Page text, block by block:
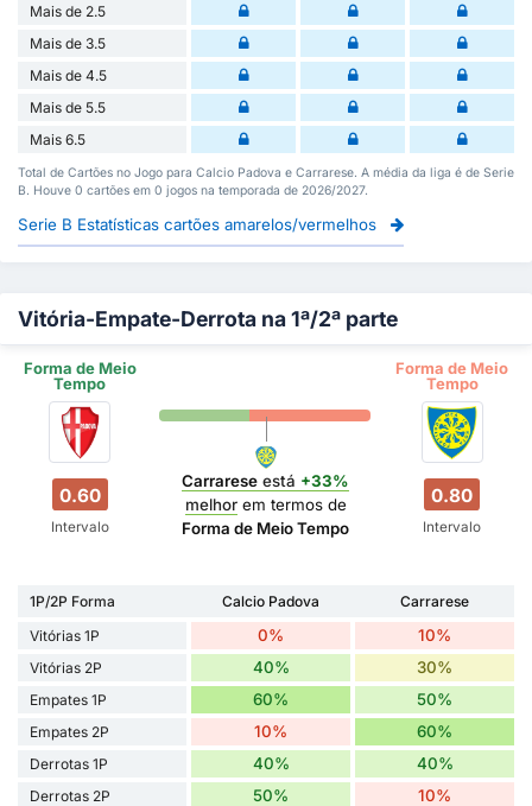
Mais de 2.5
Mais de 3.5
Mais de 4.5
Mais de 5.5
Mais 6.5
Total de Cartões no Jogo para Calcio Padova e Carrarese. A média da liga é de Serie
B. Houve 0 cartões em 0 jogos na temporada de 2026/2027.
Serie B Estatísticas cartões amarelos/vermelhos
Vitória-Empate-Derrota na 1ª/2ª parte
Forma de Meio
Tempo
Forma de Meio
Tempo
0.60
Intervalo
Carrarese está +33%
melhorem termos de
Forma de Meio Tempo
0.80
Intervalo
1P/2P Forma Calcio Padova
Carrarese
Vitórias 1P
0% 10%
Vitórias 2P 40% 30%
Empates 1P 60% 50%
Empates 2P 10% 60%
Derrotas 1P 40% 40%
Derrotas 2P 50% 10%